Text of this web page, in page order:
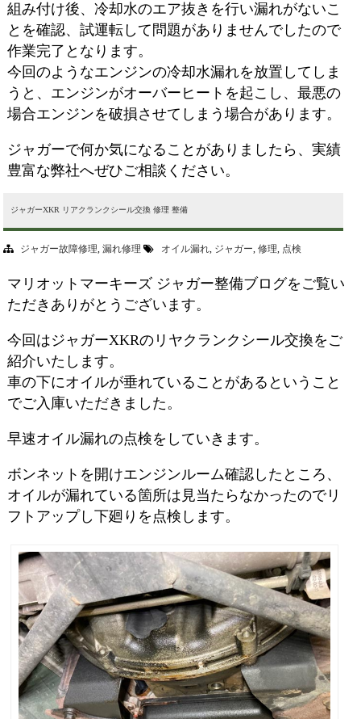
組み付け後、冷却水のエア抜きを行い漏れがないこ
とを確認、試運転して問題がありませんでしたので
作業完了となります。
今回のようなエンジンの冷却水漏れを放置してしま
うと、エンジンがオーバーヒートを起こし、最悪の
場合エンジンを破損させてしまう場合があります。
ジャガーで何か気になることがありましたら、実績
豊富な弊社へぜひご相談ください。
ジャガーXKR リアクランクシール交換 修理 整備
ジャガー故障修理,漏れ修理 オイル漏れ, ジャガー,修理, 点検
マリオットマーキーズ ジャガー整備ブログをご覧い
ただきありがとうございます。
今回はジャガーXKRのリヤクランクシール交換をご
紹介いたします。
車の下にオイルが垂れていることがあるということ
でご入庫いただきました。
早速オイル漏れの点検をしていきます。
ボンネットを開けエンジンルーム確認したところ、
オイルが漏れている箇所は見当たらなかったのでリ
フトアップし下廻りを点検します。